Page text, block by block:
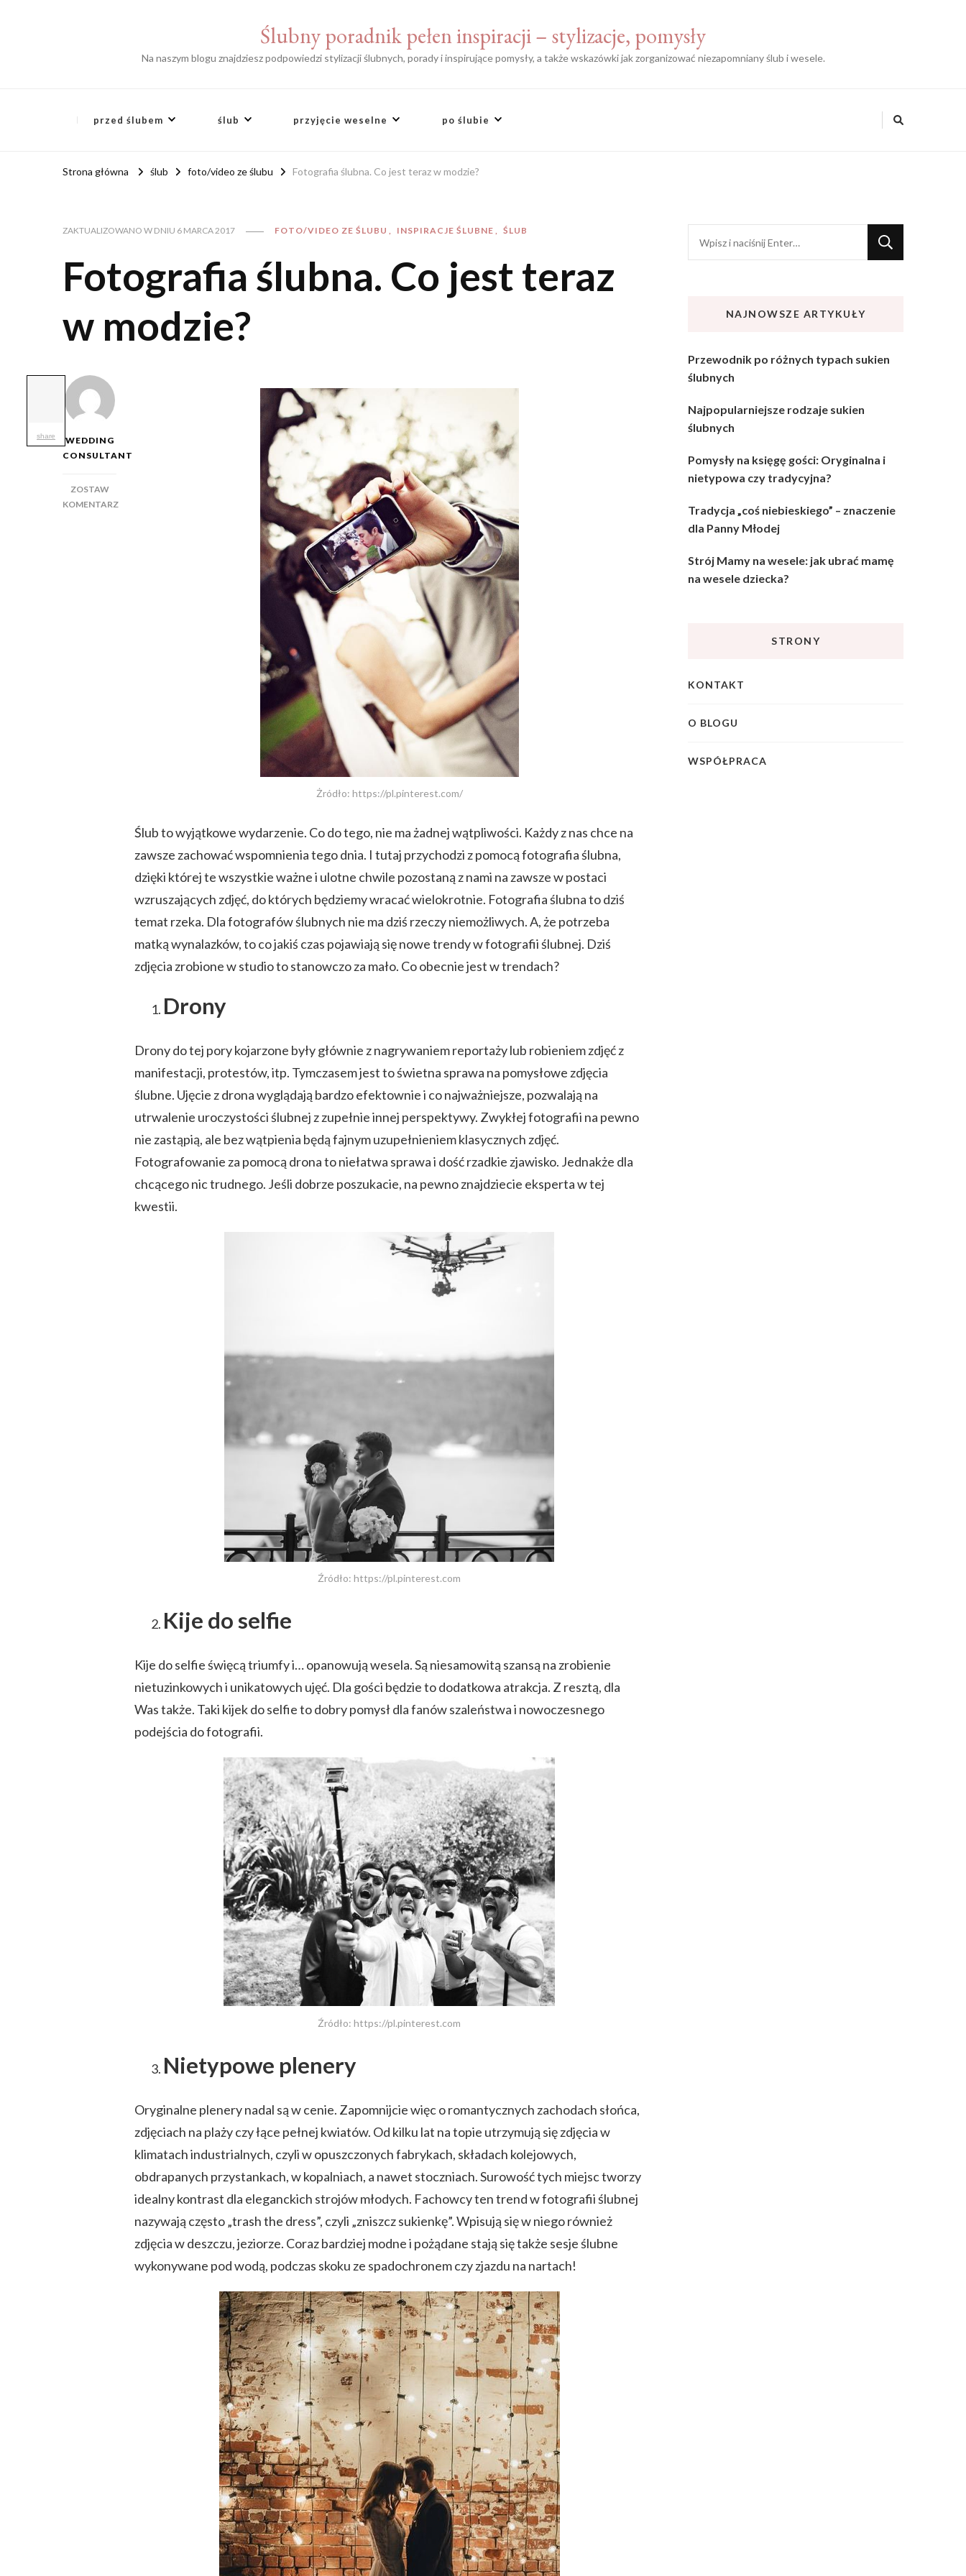
Ślubny poradnik pełen inspiracji – stylizacje, pomysły
Na naszym blogu znajdziesz podpowiedzi stylizacji ślubnych, porady i inspirujące pomysły, a także wskazówki jak zorganizować niezapomniany ślub i wesele.
przed ślubem ślub przyjęcie weselne po ślubie
Strona główna ślub foto/video ze ślubu Fotografia ślubna. Co jest teraz w modzie?
ZAKTUALIZOWANO W DNIU 6 MARCA 2017 FOTO/VIDEO ZE ŚLUBU INSPIRACJE ŚLUBNE ŚLUB
Fotografia ślubna. Co jest teraz
w modzie?
WEDDING
CONSULTANT
ZOSTAW
KOMENTARZ
share
Żródło: https://pl.pinterest.com/
Ślub to wyjątkowe wydarzenie. Co do tego, nie ma żadnej wątpliwości. Każdy z nas chce na
zawsze zachować wspomnienia tego dnia. I tutaj przychodzi z pomocą fotografia ślubna,
dzięki której te wszystkie ważne i ulotne chwile pozostaną z nami na zawsze w postaci
wzruszających zdjęć, do których będziemy wracać wielokrotnie. Fotografia ślubna to dziś
temat rzeka. Dla fotografów ślubnych nie ma dziś rzeczy niemożliwych. A, że potrzeba
matką wynalazków, to co jakiś czas pojawiają się nowe trendy w fotografii ślubnej. Dziś
zdjęcia zrobione w studio to stanowczo za mało. Co obecnie jest w trendach?
Drony
Drony do tej pory kojarzone były głównie z nagrywaniem reportaży lub robieniem zdjęć z
manifestacji, protestów, itp. Tymczasem jest to świetna sprawa na pomysłowe zdjęcia
ślubne. Ujęcie z drona wyglądają bardzo efektownie i co najważniejsze, pozwalają na
utrwalenie uroczystości ślubnej z zupełnie innej perspektywy. Zwykłej fotografii na pewno
nie zastąpią, ale bez wątpienia będą fajnym uzupełnieniem klasycznych zdjęć.
Fotografowanie za pomocą drona to niełatwa sprawa i dość rzadkie zjawisko. Jednakże dla
chcącego nic trudnego. Jeśli dobrze poszukacie, na pewno znajdziecie eksperta w tej
kwestii.
Źródło: https://pl.pinterest.com
Kije do selfie
Kije do selfie święcą triumfy i… opanowują wesela. Są niesamowitą szansą na zrobienie
nietuzinkowych i unikatowych ujęć. Dla gości będzie to dodatkowa atrakcja. Z resztą, dla
Was także. Taki kijek do selfie to dobry pomysł dla fanów szaleństwa i nowoczesnego
podejścia do fotografii.
Źródło: https://pl.pinterest.com
Nietypowe plenery
Oryginalne plenery nadal są w cenie. Zapomnijcie więc o romantycznych zachodach słońca,
zdjęciach na plaży czy łące pełnej kwiatów. Od kilku lat na topie utrzymują się zdjęcia w
klimatach industrialnych, czyli w opuszczonych fabrykach, składach kolejowych,
obdrapanych przystankach, w kopalniach, a nawet stoczniach. Surowość tych miejsc tworzy
idealny kontrast dla eleganckich strojów młodych. Fachowcy ten trend w fotografii ślubnej
nazywają często „trash the dress”, czyli „zniszcz sukienkę”. Wpisują się w niego również
zdjęcia w deszczu, jeziorze. Coraz bardziej modne i pożądane stają się także sesje ślubne
wykonywane pod wodą, podczas skoku ze spadochronem czy zjazdu na nartach!
czegoś?
NAJNOWSZE ARTYKUŁY
Przewodnik po różnych typach sukien
ślubnych
Najpopularniejsze rodzaje sukien
ślubnych
Pomysły na księgę gości: Oryginalna i
nietypowa czy tradycyjna?
Tradycja „coś niebieskiego” – znaczenie
dla Panny Młodej
Strój Mamy na wesele: jak ubrać mamę
na wesele dziecka?
STRONY
KONTAKT
O BLOGU
WSPÓŁPRACA